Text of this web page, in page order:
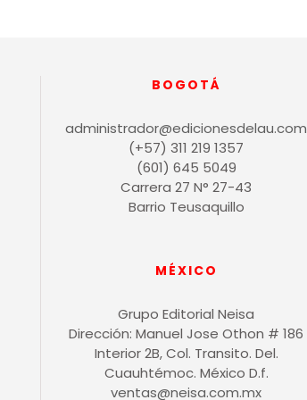
BOGOTÁ
administrador@edicionesdelau.com
(+57) 311 219 1357
(601) 645 5049
Carrera 27 N° 27-43
Barrio Teusaquillo
MÉXICO
Grupo Editorial Neisa
Dirección: Manuel Jose Othon # 186
Interior 2B, Col. Transito. Del.
Cuauhtémoc. México D.f.
ventas@neisa.com.mx